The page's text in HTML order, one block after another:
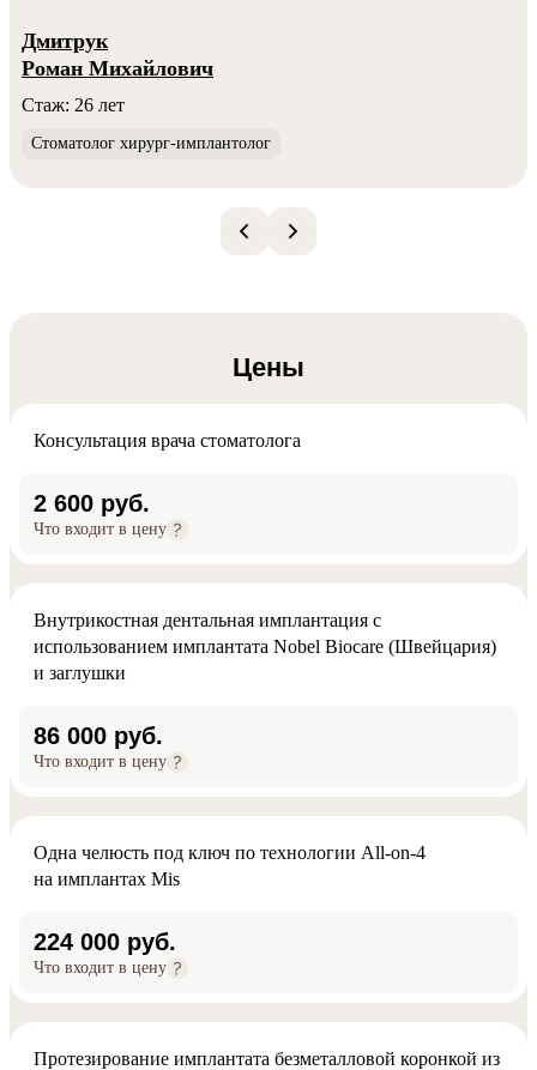
Дмитрук
Роман Михайлович
Стаж: 26 лет
Стоматолог хирург-имплантолог
Цены
Консультация врача стоматолога
2 600 руб.
Что входит в цену
Внутрикостная дентальная имплантация с
использованием имплантата Nobel Biocare (Швейцария)
и заглушки
86 000 руб.
Что входит в цену
Одна челюсть под ключ по технологии All-on-4
на имплантах Mis
224 000 руб.
Что входит в цену
Протезирование имплантата безметалловой коронкой из